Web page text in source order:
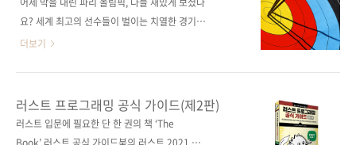
코딩 팁, 다른 언어와의 원활한 통합 방법, 테스
구 등 실전에서 바로 활용 가능한 프로의 노하우
를 소개한다. 러스트 전문가가 되기 위한 모든 것
러스트 마스터의 길로 나아가자. 도서구매 사이
트(가나다순) [교보문고] [도서11번가] [알라
요? 세계 최고의 선수들이 벌이는 치열한 경기에
서 정말 감탄이 나오는 순간들이 많았죠. 사실,
러스트 프로그래밍에서 그 고수들이 어떻게 실
력을 발휘하는지 함께 알아볼까요? 여러분이 러
스트를 처음 시작했을 때, 그 강력한 성능과 안전
더보기
러스트 프로그래밍 공식 가이드(제2판)
러스트 입문에 필요한 단 한 권의 책 ‘The